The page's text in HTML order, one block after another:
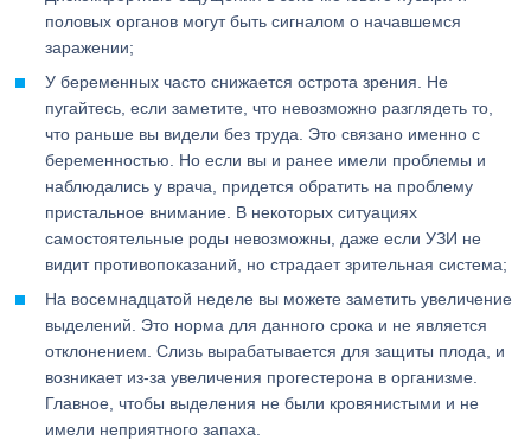
половых органов могут быть сигналом о начавшемся
заражении;
У беременных часто снижается острота зрения. Не
пугайтесь, если заметите, что невозможно разглядеть то,
что раньше вы видели без труда. Это связано именно с
беременностью. Но если вы и ранее имели проблемы и
наблюдались у врача, придется обратить на проблему
пристальное внимание. В некоторых ситуациях
самостоятельные роды невозможны, даже если УЗИ не
видит противопоказаний, но страдает зрительная система;
На восемнадцатой неделе вы можете заметить увеличение
выделений. Это норма для данного срока и не является
отклонением. Слизь вырабатывается для защиты плода, и
возникает из-за увеличения прогестерона в организме.
Главное, чтобы выделения не были кровянистыми и не
имели неприятного запаха.